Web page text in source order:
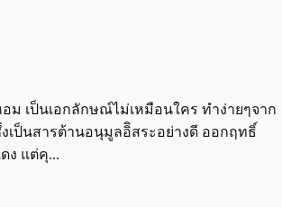
ม เป็นเอกลักษณ์ไม่เหมือนใคร ทำง่ายๆจาก
งเป็นสารต้านอนุมูลอิิสระอย่างดี ออกฤทธิ์
ง แต่คุ...